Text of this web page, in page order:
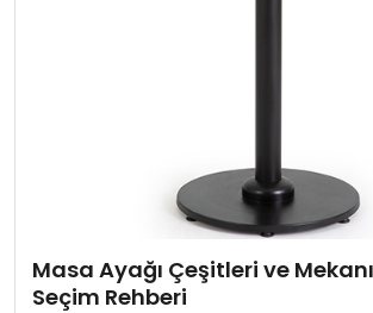
Masa Ayağı Çeşitleri ve
Seçim Rehberi